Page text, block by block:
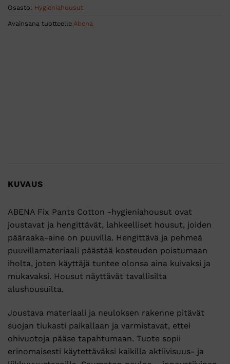
Osasto: Hygieniahousut
Avainsana tuotteelle Abena
KUVAUS
ABENA Fix Pants Cotton -hygieniahousut ovat
joustavat ja hengittävät, lahkeelliset housut, joiden
pääraaka-aine on puuvilla. Hengittävä ja pehmeä
puuvillamateriaali päästää kosteuden poistumaan
iholta, joten käyttäjä tuntee olonsa aina kuivaksi ja
mukavaksi. Housut näyttävät tavallisilta
alushousuilta.
Joustava materiaali ja neuloksen rakenne pitävät
suojan tiukasti paikallaan ja varmistavat, ettei
ohivuotoja pääse tapahtumaan. Tuote sopii
erinomaisesti käytettäväksi kaikilla aktiivisuus- ja